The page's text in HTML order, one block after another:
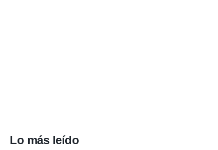
Lo más leído